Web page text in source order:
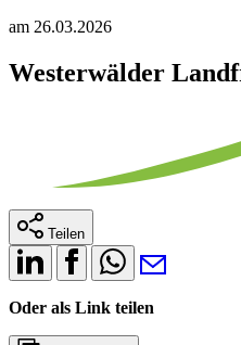
am 26.03.2026
Westerwälder
Teilen
Oder als Link teilen